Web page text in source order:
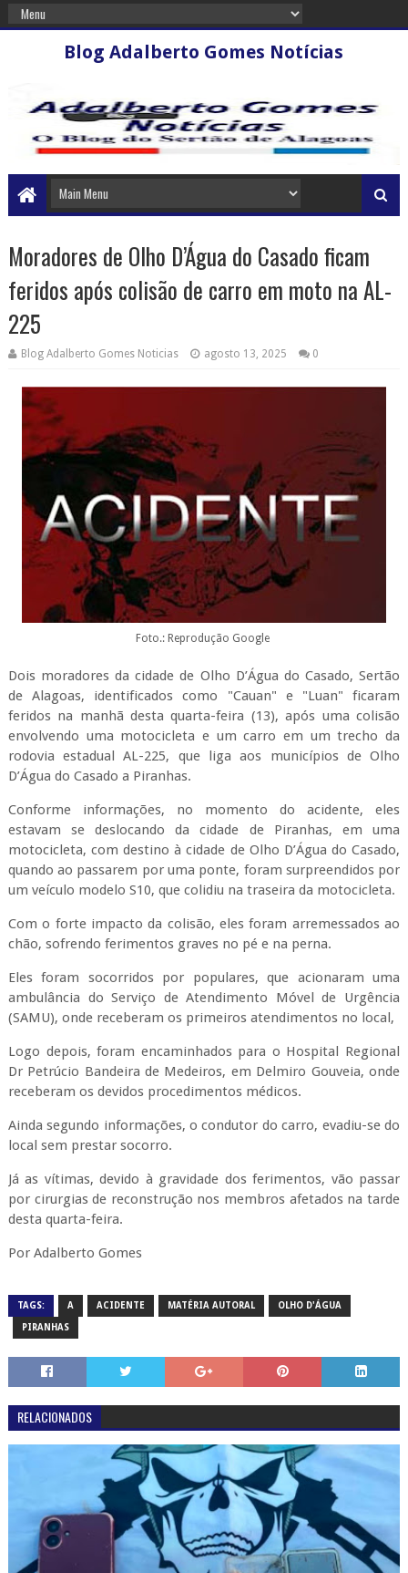
Blog Adalberto Gomes Notícias
Moradores de Olho D’Água do Casado ficam
feridos após colisão de carro em moto na AL-
225
Blog Adalberto Gomes Noticias agosto 13, 2025 0
Foto.: Reprodução Google
Dois moradores da cidade de Olho D’Água do Casado, Sertão
de Alagoas, identificados como "Cauan" e "Luan" ficaram
feridos na manhã desta quarta-feira (13), após uma colisão
envolvendo uma motocicleta e um carro em um trecho da
rodovia estadual AL-225, que liga aos municípios de Olho
D’Água do Casado a Piranhas.
Conforme informações, no momento do acidente, eles
estavam se deslocando da cidade de Piranhas, em uma
motocicleta, com destino à cidade de Olho D’Água do Casado,
quando ao passarem por uma ponte, foram surpreendidos por
um veículo modelo S10, que colidiu na traseira da motocicleta.
Com o forte impacto da colisão, eles foram arremessados ao
chão, sofrendo ferimentos graves no pé e na perna.
Eles foram socorridos por populares, que acionaram uma
ambulância do Serviço de Atendimento Móvel de Urgência
(SAMU), onde receberam os primeiros atendimentos no local,
Logo depois, foram encaminhados para o Hospital Regional
Dr Petrúcio Bandeira de Medeiros, em Delmiro Gouveia, onde
receberam os devidos procedimentos médicos.
Ainda segundo informações, o condutor do carro, evadiu-se do
local sem prestar socorro.
Já as vítimas, devido à gravidade dos ferimentos, vão passar
por cirurgias de reconstrução nos membros afetados na tarde
desta quarta-feira.
Por Adalberto Gomes
TAGS: A ACIDENTE MATÉRIA AUTORAL OLHO D'ÁGUA
PIRANHAS
RELACIONADOS